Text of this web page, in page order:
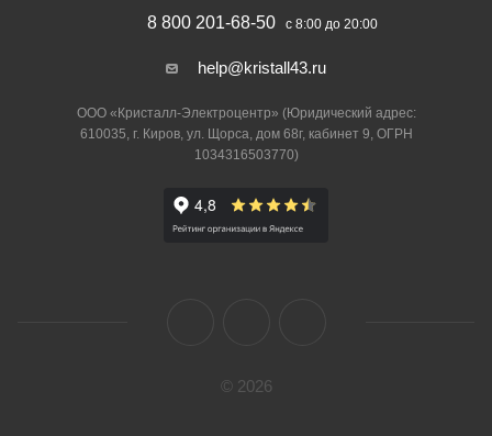
8 800 201-68-50 с 8:00 до 20:00
help@kristall43.ru
ООО «Кристалл-Электроцентр» (Юридический адрес:
610035, г. Киров, ул. Щорса, дом 68г, кабинет 9, ОГРН
1034316503770)
© 2026